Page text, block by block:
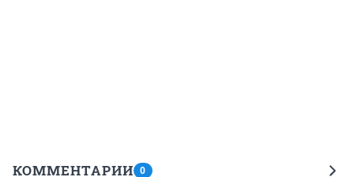
КОММЕНТАРИИ 0